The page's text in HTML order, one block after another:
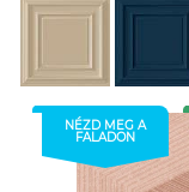
NÉZD MEG A
FALADON